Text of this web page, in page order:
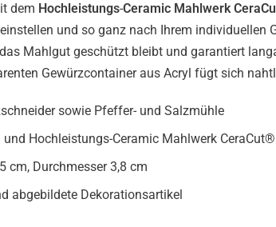
dem Hochleistungs-Ceramic Mahlwerk
und so ganz nach Ihrem individuellen
Mahlgut geschützt bleibt und garantiert
Gewürzcontainer aus Acryl fügt sich
sowie Pfeffer- und Salzmühle
Hochleistungs-Ceramic Mahlwerk CeraCut®
cm, Durchmesser 3,8 cm
abgebildete Dekorationsartikel